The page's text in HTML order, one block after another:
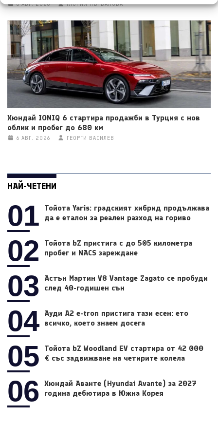
6 АВГ. 2026 ГЛОРИЯ ПЪРВАНОВА
Хюндай IONIQ 6 стартира продажби в Турция с нов
облик и пробег до 680 км
6 АВГ. 2026 ГЕОРГИ ВАСИЛЕВ
НАЙ-ЧЕТЕНИ
01
Тойота Yaris: градският хибрид продължава
да е еталон за реален разход на гориво
02
Тойота bZ пристига с до 505 километра
пробег и NACS зареждане
03
Астън Мартин V8 Vantage Zagato се пробуди
след 40-годишен сън
04 Ауди A2 e-tron пристига тази есен: ето
всичко, което знаем досега
05
Тойота bZ Woodland EV стартира от 42 000
€ със задвижване на четирите колела
06
Хюндай Аванте (Hyundai Avante) за 2027
година дебютира в Южна Корея